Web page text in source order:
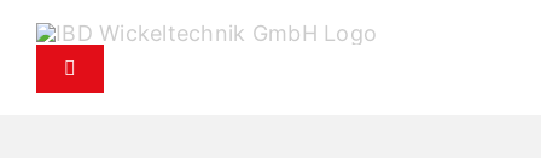
Przełącz